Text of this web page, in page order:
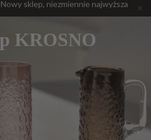
sklep, niezmiennie najwyższa
KROSNO